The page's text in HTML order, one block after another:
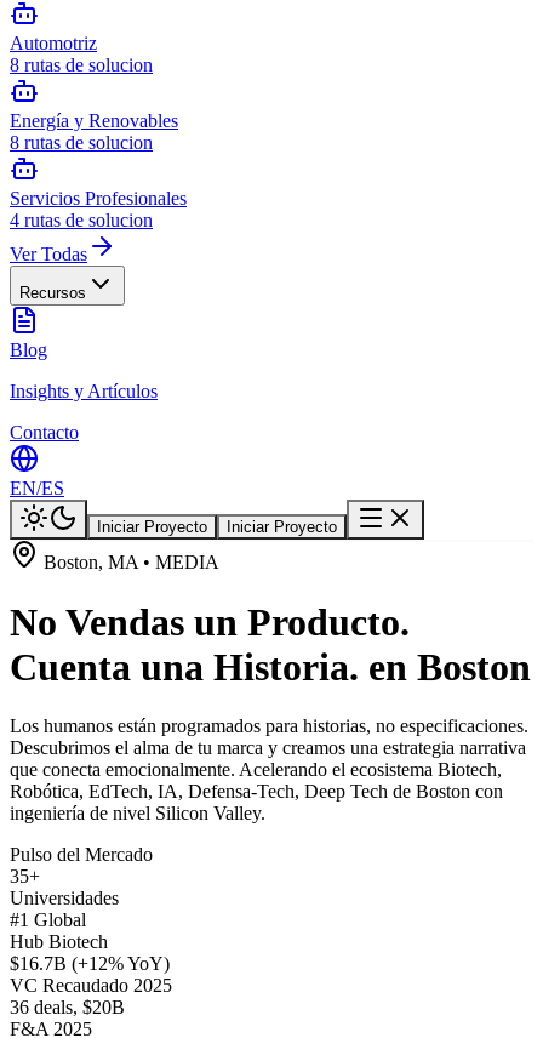
Automotriz
8 rutas de solucion
Energía y Renovables
8 rutas de solucion
Servicios Profesionales
4 rutas de solucion
Ver Todas
Recursos
Blog
Insights y Artículos
Contacto
EN/ES
Iniciar Proyecto Iniciar Proyecto
Boston, MA • MEDIA
No Vendas un Producto.
Cuenta una Historia. en Boston
Los humanos están programados para historias, no especificaciones.
Descubrimos el alma de tu marca y creamos una estrategia narrativa
que conecta emocionalmente. Acelerando el ecosistema Biotech,
Robótica, EdTech, IA, Defensa-Tech, Deep Tech de Boston con
ingeniería de nivel Silicon Valley.
Pulso del Mercado
35+
Universidades
#1 Global
Hub Biotech
$16.7B (+12% YoY)
VC Recaudado 2025
36 deals, $20B
F&A 2025